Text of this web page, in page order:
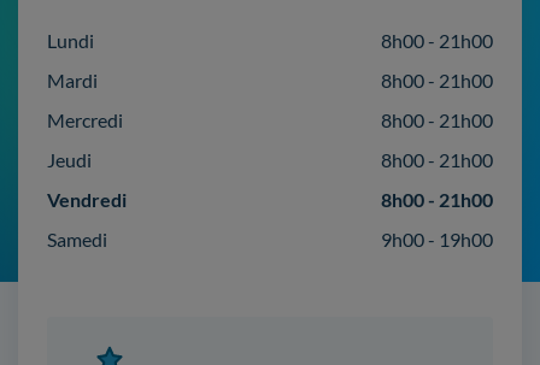
Lundi
8h00 - 21h00
Mardi
8h00 - 21h00
Mercredi
8h00 - 21h00
Jeudi
8h00 - 21h00
Vendredi
8h00 - 21h00
Samedi
9h00 - 19h00